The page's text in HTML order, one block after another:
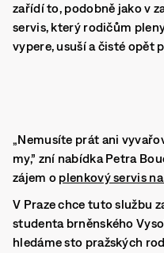
zařídí to, podobně jako v
servis, který rodičům
vypere, usuší a čisté opět
„Nemusíte prát ani
my,” zní nabídka Petra
zájem o plenkový servis
V Praze chce tuto službu
studenta brněnského
hledáme sto pražských